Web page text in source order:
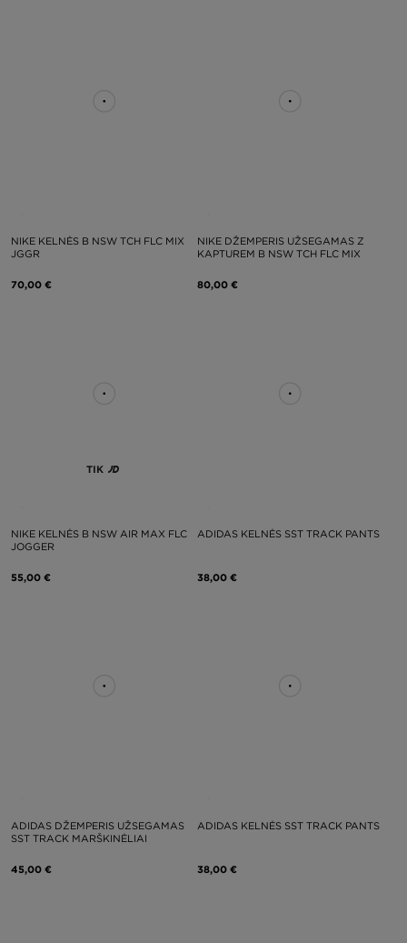
NIKE KELNĖS B NSW TCH FLC MIX
JGGR
70,00 €
NIKE DŽEMPERIS UŽSEGAMAS Z
KAPTUREM B NSW TCH FLC MIX
80,00 €
TIK
NIKE KELNĖS B NSW AIR MAX FLC
JOGGER
55,00 €
ADIDAS KELNĖS SST TRACK PANTS
38,00 €
ADIDAS DŽEMPERIS UŽSEGAMAS
SST TRACK MARŠKINĖLIAI
45,00 €
ADIDAS KELNĖS SST TRACK PANTS
38,00 €